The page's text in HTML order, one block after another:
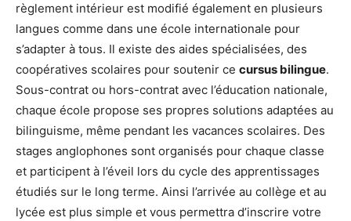
règlement intérieur est modifié également en plusieurs
langues comme dans une école internationale pour
s’adapter à tous. Il existe des aides spécialisées, des
coopératives scolaires pour soutenir ce cursus bilingue.
Sous-contrat ou hors-contrat avec l’éducation nationale,
chaque école propose ses propres solutions adaptées au
bilinguisme, même pendant les vacances scolaires. Des
stages anglophones sont organisés pour chaque classe
et participent à l’éveil lors du cycle des apprentissages
étudiés sur le long terme. Ainsi l’arrivée au collège et au
lycée est plus simple et vous permettra d’inscrire votre